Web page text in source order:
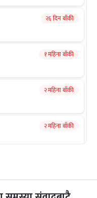
२६ दिन बाँकी
१ महिना बाँकी
२ महिना बाँकी
२ महिना बाँकी